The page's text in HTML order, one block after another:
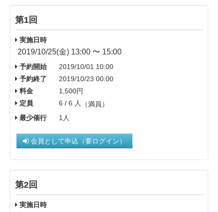
第1回
実施日時
2019/10/25(金) 13:00 〜 15:00
予約開始
2019/10/01 10:00
予約終了
2019/10/23 00:00
料金
1,500円
定員
6 / 6 人
（満員）
最少催行
1人
会員として申込（要ログイン）
第2回
実施日時